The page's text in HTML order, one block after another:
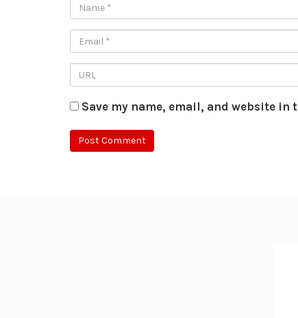
Save my name, email, and website